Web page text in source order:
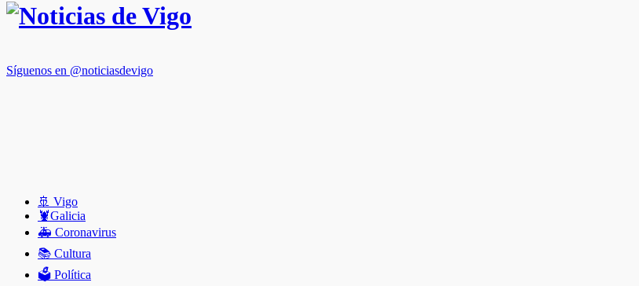
Síguenos en @noticiasdevigo
🚢 Vigo
🦞️Galicia
🚑 Coronavirus
📚 Cultura
🗳️ Política